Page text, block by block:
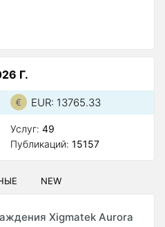
Г.
EUR: 13765.33
Услуг: 49
Публикаций: 15157
NEW
Xigmatek Aurora